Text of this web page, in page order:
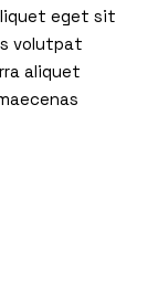
eget sit
volutpat
aliquet